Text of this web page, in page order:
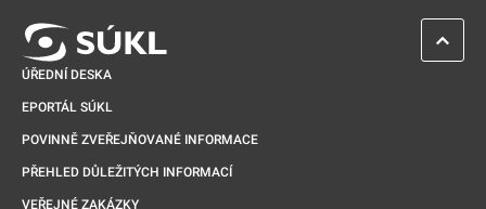
ÚŘEDNÍ DESKA
EPORTÁL SÚKL
POVINNĚ ZVEŘEJŇOVANÉ INFORMACE
PŘEHLED DŮLEŽITÝCH INFORMACÍ
VEŘEJNÉ ZAKÁZKY
ZPĚT